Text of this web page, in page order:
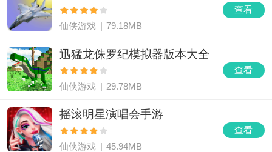
查看
仙侠游戏 | 79.18MB
查看
迅猛龙侏罗纪模拟器版本大全
仙侠游戏 | 29.78MB
查看
摇滚明星演唱会手游
仙侠游戏 | 45.94MB